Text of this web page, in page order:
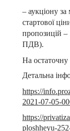
– аукціону
стартової
пропозицій –
ПДВ).
На
Детальна
https://
2021-07-05-
https://
ploshheyu-